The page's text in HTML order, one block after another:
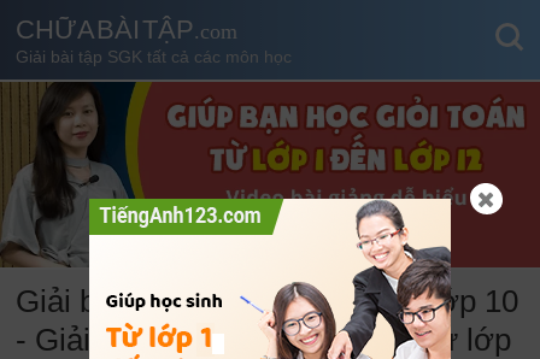
CHỮA BÀI TẬP.com
Giải bài tập SGK tất cả các môn học
Giải bài tập SGK môn Lịch sử lớp 10
- Giải lịch sử 10 - Học tốt lịch sử lớp